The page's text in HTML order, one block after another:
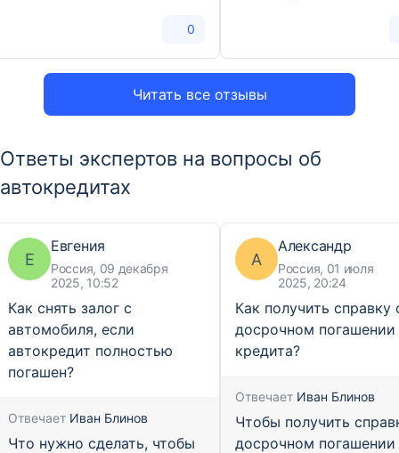
Читать все отзывы
0
Ответы экспертов на вопросы об
автокредитах
Е
Евгения
Россия, 09 декабря
2025, 10:52
Как снять залог с
автомобиля, если
автокредит полностью
погашен?
Отвечает Иван Блинов
Что нужно сделать, чтобы
А
Александр
Россия, 01 июля
2025, 20:24
Как получить справку
досрочном погашении
кредита?
Отвечает Иван Блинов
Чтобы получить
досрочном погашении